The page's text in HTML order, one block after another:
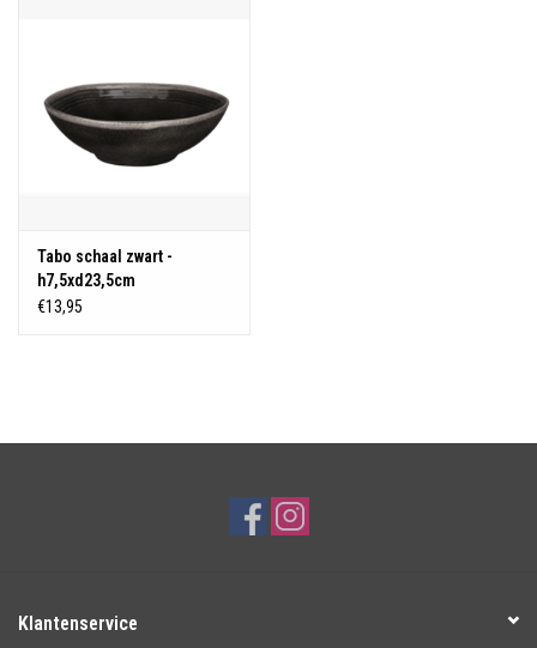
Tabo schaal zwart -
h7,5xd23,5cm
€13,95
Klantenservice